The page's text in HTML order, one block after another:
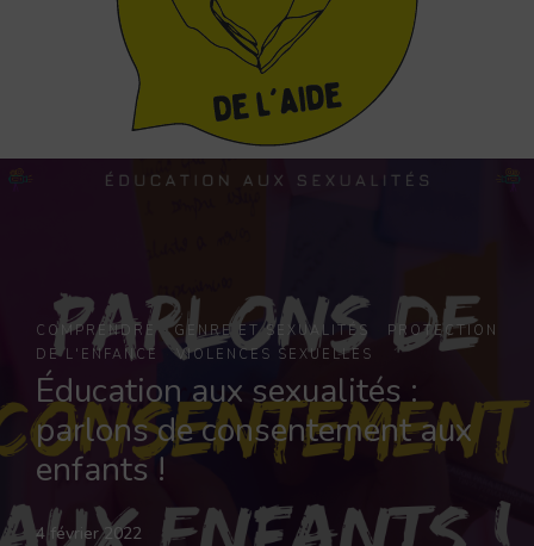
COMPRENDRE·GENRE ET SEXUALITÉS
PROTECTION
DE L'ENFANCE
·VIOLENCES SEXUELLES
Éducation aux sexualités :
parlons de consentement aux
enfants !
4 février 2022